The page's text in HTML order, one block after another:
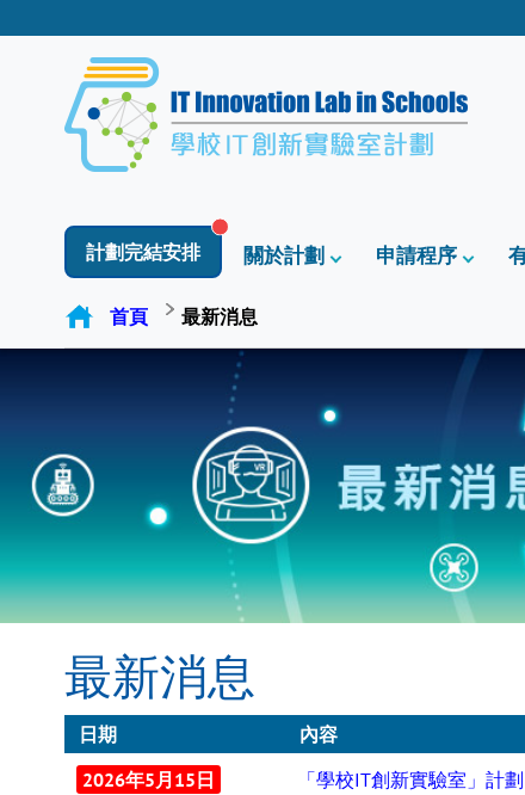
計劃完結安排 關於計劃 申請程序
首頁 最新消息
最新消息
日期
內容
2026年5月15日
「學校IT創新實驗室」計